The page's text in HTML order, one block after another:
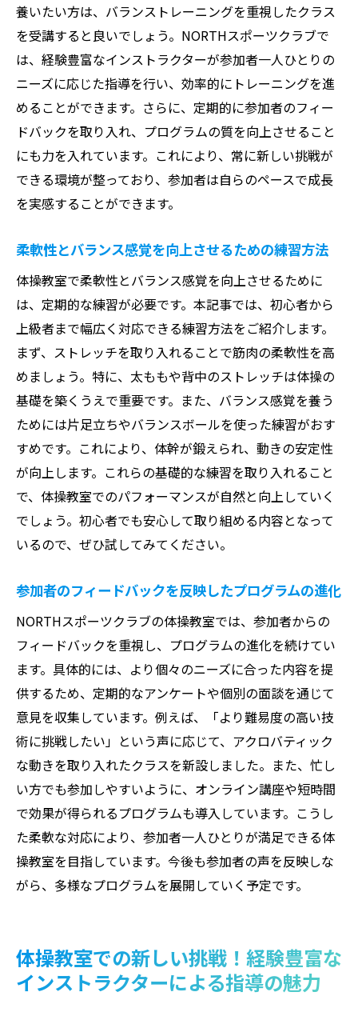
養いたい方は、バランストレーニングを重視したクラス
を受講すると良いでしょう。NORTHスポーツクラブで
は、経験豊富なインストラクターが参加者一人ひとりの
ニーズに応じた指導を行い、効率的にトレーニングを進
めることができます。さらに、定期的に参加者のフィー
ドバックを取り入れ、プログラムの質を向上させること
にも力を入れています。これにより、常に新しい挑戦が
できる環境が整っており、参加者は自らのペースで成長
を実感することができます。
柔軟性とバランス感覚を向上させるための練習方法
体操教室で柔軟性とバランス感覚を向上させるために
は、定期的な練習が必要です。本記事では、初心者から
上級者まで幅広く対応できる練習方法をご紹介します。
まず、ストレッチを取り入れることで筋肉の柔軟性を高
めましょう。特に、太ももや背中のストレッチは体操の
基礎を築くうえで重要です。また、バランス感覚を養う
ためには片足立ちやバランスボールを使った練習がおす
すめです。これにより、体幹が鍛えられ、動きの安定性
が向上します。これらの基礎的な練習を取り入れること
で、体操教室でのパフォーマンスが自然と向上していく
でしょう。初心者でも安心して取り組める内容となって
いるので、ぜひ試してみてください。
参加者のフィードバックを反映したプログラムの進化
NORTHスポーツクラブの体操教室では、参加者からの
フィードバックを重視し、プログラムの進化を続けてい
ます。具体的には、より個々のニーズに合った内容を提
供するため、定期的なアンケートや個別の面談を通じて
意見を収集しています。例えば、「より難易度の高い技
術に挑戦したい」という声に応じて、アクロバティック
な動きを取り入れたクラスを新設しました。また、忙し
い方でも参加しやすいように、オンライン講座や短時間
で効果が得られるプログラムも導入しています。こうし
た柔軟な対応により、参加者一人ひとりが満足できる体
操教室を目指しています。今後も参加者の声を反映しな
がら、多様なプログラムを展開していく予定です。
体操教室での新しい挑戦！経験豊富な
インストラクターによる指導の魅力